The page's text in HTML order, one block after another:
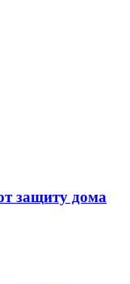
защиту дома